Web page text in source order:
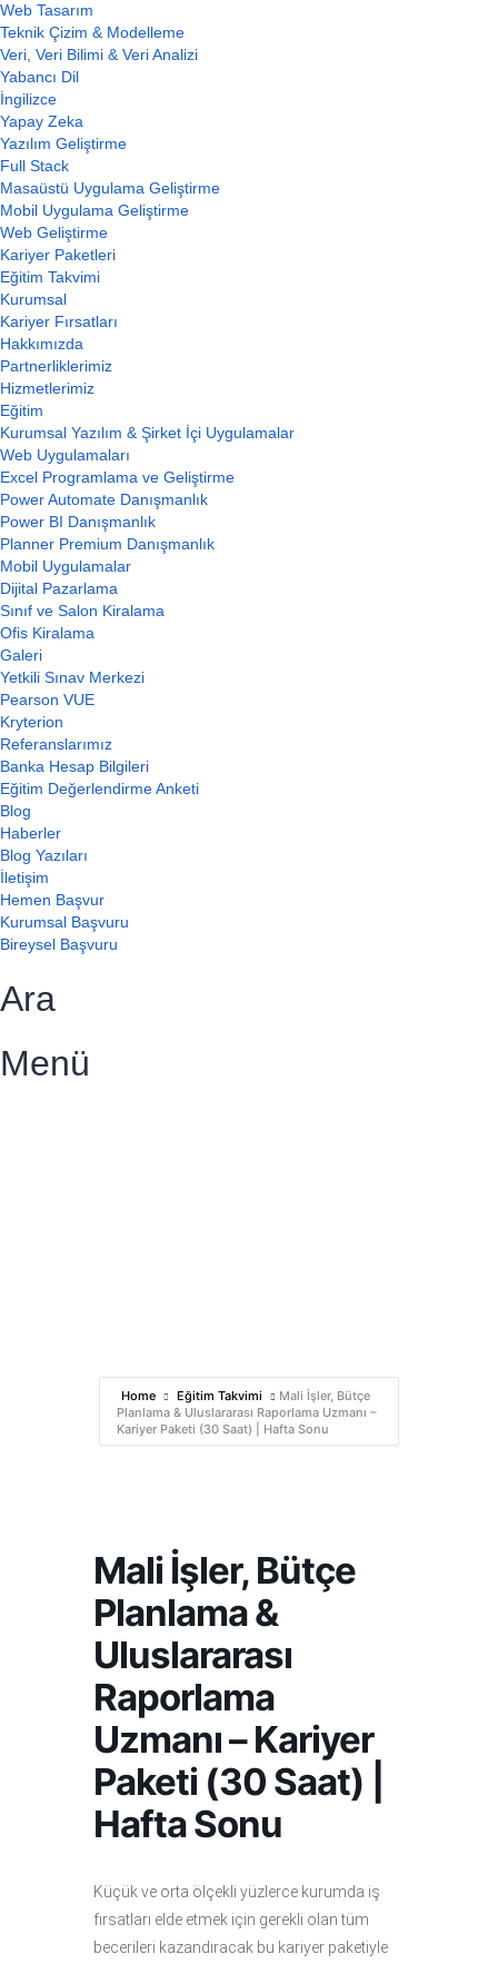
Web Tasarım
Teknik Çizim & Modelleme
Veri, Veri Bilimi & Veri Analizi
Yabancı Dil
İngilizce
Yapay Zeka
Yazılım Geliştirme
Full Stack
Masaüstü Uygulama Geliştirme
Mobil Uygulama Geliştirme
Web Geliştirme
Kariyer Paketleri
Eğitim Takvimi
Kurumsal
Kariyer Fırsatları
Hakkımızda
Partnerliklerimiz
Hizmetlerimiz
Eğitim
Kurumsal Yazılım & Şirket İçi Uygulamalar
Web Uygulamaları
Excel Programlama ve Geliştirme
Power Automate Danışmanlık
Power BI Danışmanlık
Planner Premium Danışmanlık
Mobil Uygulamalar
Dijital Pazarlama
Sınıf ve Salon Kiralama
Ofis Kiralama
Galeri
Yetkili Sınav Merkezi
Pearson VUE
Kryterion
Referanslarımız
Banka Hesap Bilgileri
Eğitim Değerlendirme Anketi
Blog
Haberler
Blog Yazıları
İletişim
Hemen Başvur
Kurumsal Başvuru
Bireysel Başvuru
Ara
Menü
Home Eğitim Takvimi
Mali İşler, Bütçe
Planlama & Uluslararası Raporlama Uzmanı –
Kariyer Paketi (30 Saat) | Hafta Sonu
Mali İşler, Bütçe
Planlama &
Uluslararası
Raporlama
Uzmanı – Kariyer
Paketi (30 Saat) |
Hafta Sonu
Küçük ve orta ölçekli yüzlerce kurumda iş
fırsatları elde etmek için gerekli olan tüm
becerileri kazandıracak bu kariyer paketiyle